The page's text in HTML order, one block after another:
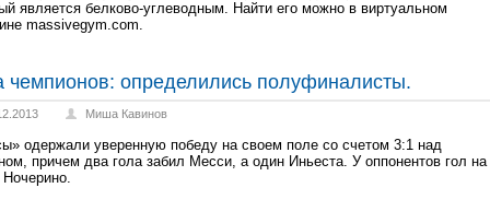
является белково-углеводным. Найти его можно в виртуальном
massivegym.com.
чемпионов: определились полуфиналисты.
Миша Кавинов
одержали уверенную победу на своем поле со счетом 3:1 над
причем два гола забил Месси, а один Иньеста. У оппонентов гол на
Ночерино.